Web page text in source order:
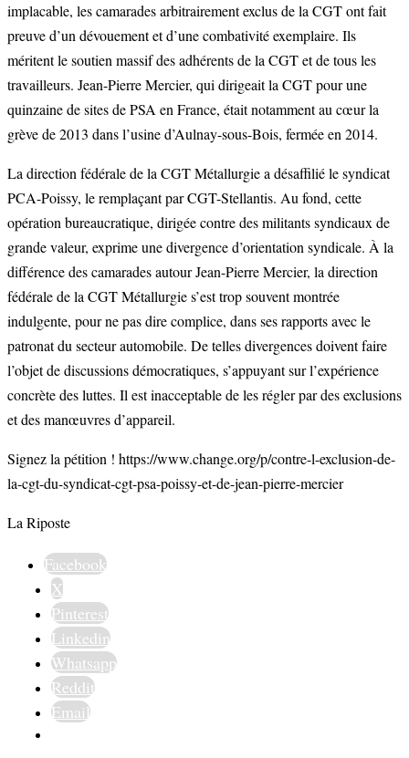
implacable, les camarades arbitrairement exclus de la CGT ont fait
preuve d’un dévouement et d’une combativité exemplaire. Ils
méritent le soutien massif des adhérents de la CGT et de tous les
travailleurs. Jean-Pierre Mercier, qui dirigeait la CGT pour une
quinzaine de sites de PSA en France, était notamment au cœur la
grève de 2013 dans l’usine d’Aulnay-sous-Bois, fermée en 2014.
La direction fédérale de la CGT Métallurgie a désaffilié le syndicat
PCA-Poissy, le remplaçant par CGT-Stellantis. Au fond, cette
opération bureaucratique, dirigée contre des militants syndicaux de
grande valeur, exprime une divergence d’orientation syndicale. À la
différence des camarades autour Jean-Pierre Mercier, la direction
fédérale de la CGT Métallurgie s’est trop souvent montrée
indulgente, pour ne pas dire complice, dans ses rapports avec le
patronat du secteur automobile. De telles divergences doivent faire
l’objet de discussions démocratiques, s’appuyant sur l’expérience
concrète des luttes. Il est inacceptable de les régler par des exclusions
et des manœuvres d’appareil.
Signez la pétition ! https://www.change.org/p/contre-l-exclusion-de-
la-cgt-du-syndicat-cgt-psa-poissy-et-de-jean-pierre-mercier
La Riposte
Facebook
X
Pinterest
Linkedin
Whatsapp
Reddit
Email